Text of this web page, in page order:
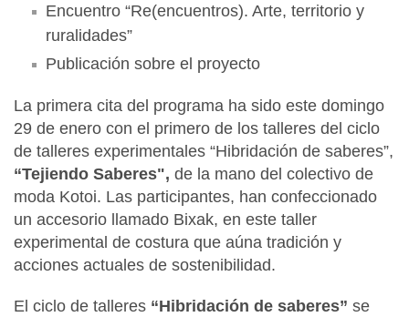
Encuentro “Re(encuentros). Arte, territorio y
ruralidades”
Publicación sobre el proyecto
La primera cita del programa ha sido este domingo
29 de enero con el primero de los talleres del ciclo
de talleres experimentales “Hibridación de saberes”,
“Tejiendo Saberes", de la mano del colectivo de
moda Kotoi. Las participantes, han confeccionado
un accesorio llamado Bixak, en este taller
experimental de costura que aúna tradición y
acciones actuales de sostenibilidad.
El ciclo de talleres “Hibridación de saberes” se